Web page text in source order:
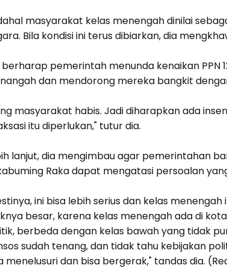
masyarakat kelas menengah dinilai
Bila kondisi ini terus dibiarkan, dia
berharap pemerintah menunda kenaikan PPN
dan mendorong mereka bangkit
masyarakat habis. Jadi diharapkan ada
itu diperlukan," tutur dia.
lanjut, dia mengimbau agar pemerintahan
Raka dapat mengatasi persoalan
ini bisa lebih serius dan kelas
besar, karena kelas menengah ada di
berbeda dengan kelas bawah yang tidak
sudah tenang, dan tidak tahu kebijakan
menelusuri dan bisa bergerak," tandas dia.